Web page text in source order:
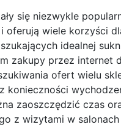
się niezwykle
oferują wiele korzyści
idealnej
zakupy przez internet
ofert wielu
konieczności
zaoszczędzić czas
z wizytami w salonach